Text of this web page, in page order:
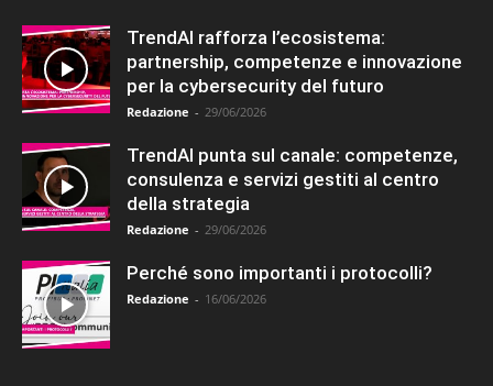
TrendAI rafforza l’ecosistema:
partnership, competenze e innovazione
per la cybersecurity del futuro
Redazione - 29/06/2026
TrendAI punta sul canale: competenze,
consulenza e servizi gestiti al centro
della strategia
Redazione - 29/06/2026
Perché sono importanti i protocolli?
Redazione - 16/06/2026